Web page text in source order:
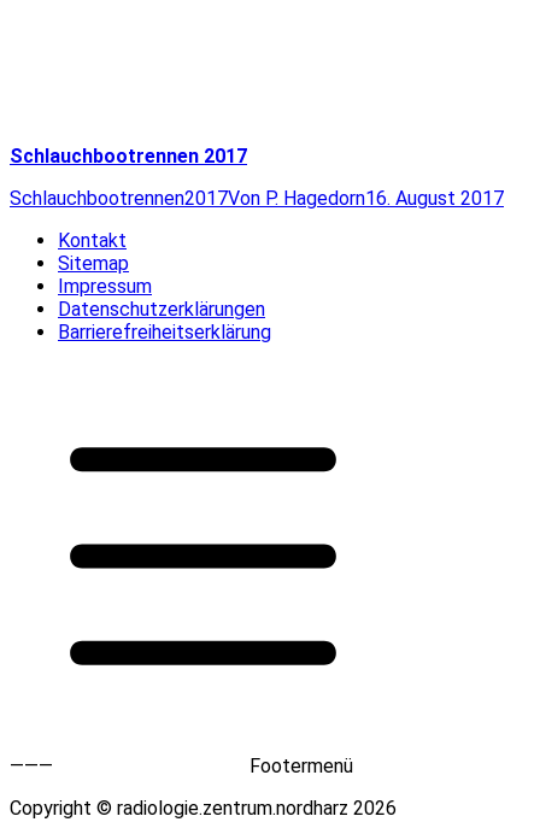
Schlauchbootrennen 2017
Schlauchbootrennen2017Von P. Hagedorn16. August 2017
Kontakt
Sitemap
Impressum
Datenschutzerklärungen
Barrierefreiheitserklärung
———
Footermenü
Copyright © radiologie.zentrum.nordharz 2026